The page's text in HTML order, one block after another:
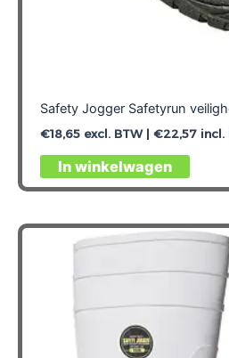
Safety Jogger Safetyrun
€18,65excl. BTW | €22,57incl.
In winkelwagen
Dit
product
kan
worden